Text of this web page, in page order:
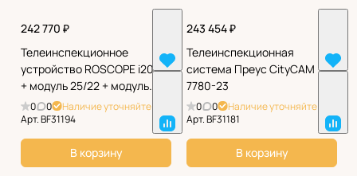
242 770 ₽
Телеинспекционное
устройство ROSCOPE i2000
+ модуль 25/22 + модуль
TEC (стандарт. Компл.)
0 0
Наличие уточняйте
Арт.BF31194
В корзину
243 454 ₽
Телеинспекционная
система Преус CityCAM
7780-23
0 0
Наличие уточняйте
Арт.BF31181
В корзину